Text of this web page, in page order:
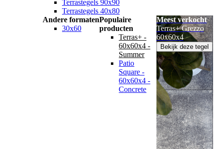
Terrastegels 90x90
Terrastegels 40x80
Andere formaten
30x60
Populaire
producten
Terras+ -
60x60x4 -
Summer
Patio
Square -
60x60x4 -
Concrete
Meest verkocht
Terras+ Grezzo
60x60x4
Bekijk deze tegel